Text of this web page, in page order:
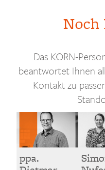
Noch
Das KORN-
beantwortet Ihnen
Kontakt zu
ppa.